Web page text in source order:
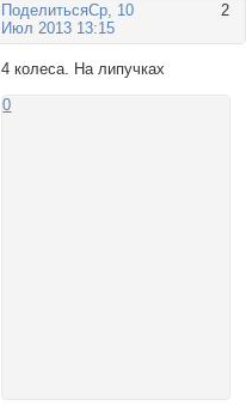
Поделиться 2
Ср, 10
Июл 2013 13:15
4 колеса. На липучках
0